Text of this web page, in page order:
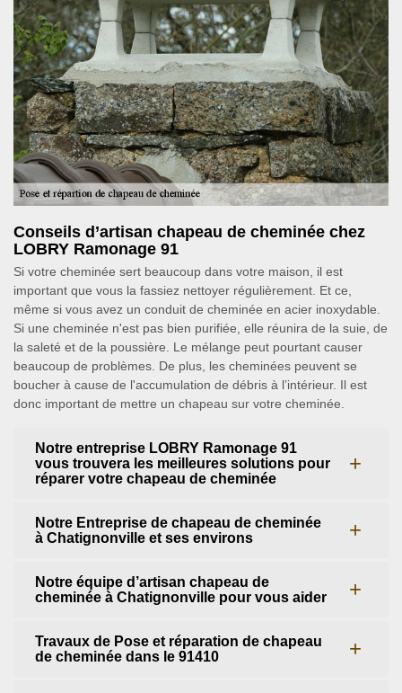
Conseils d’artisan chapeau de cheminée chez
LOBRY Ramonage 91
Si votre cheminée sert beaucoup dans votre maison, il est
important que vous la fassiez nettoyer régulièrement. Et ce,
même si vous avez un conduit de cheminée en acier inoxydable.
Si une cheminée n'est pas bien purifiée, elle réunira de la suie, de
la saleté et de la poussière. Le mélange peut pourtant causer
beaucoup de problèmes. De plus, les cheminées peuvent se
boucher à cause de l'accumulation de débris à l’intérieur. Il est
donc important de mettre un chapeau sur votre cheminée.
Notre entreprise LOBRY Ramonage 91
vous trouvera les meilleures solutions pour
réparer votre chapeau de cheminée
Notre Entreprise de chapeau de cheminée
à Chatignonville et ses environs
Notre équipe d’artisan chapeau de
cheminée à Chatignonville pour vous aider
Travaux de Pose et réparation de chapeau
de cheminée dans le 91410